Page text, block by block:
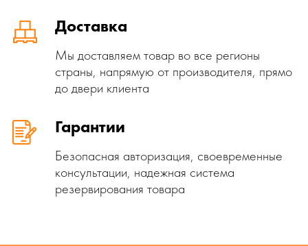
Доставка
Мы доставляем товар во все регионы
страны, напрямую от производителя, прямо
до двери клиента
Гарантии
Безопасная авторизация, своевременные
консультации, надежная система
резервирования товара